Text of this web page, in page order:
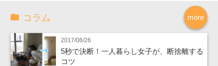
more
コラム
2017/06/26
5秒で決断！一人暮らし女子が、断捨離する
コツ